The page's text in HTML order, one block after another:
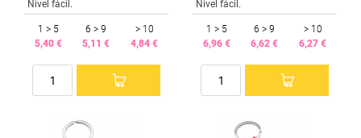
Nivel fácil.
1 > 5
5,40 €
6 > 9
5,11 €
> 10
4,84 €
Nivel fácil.
1 > 5
6,96 €
6 > 9
6,62 €
> 10
6,27 €